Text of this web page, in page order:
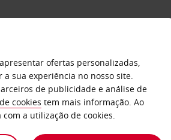
CARRO
ofertas personalizadas,
sua experiência no nosso site.
de publicidade e análise de
cookies tem mais informação. Ao
com a utilização de cookies.